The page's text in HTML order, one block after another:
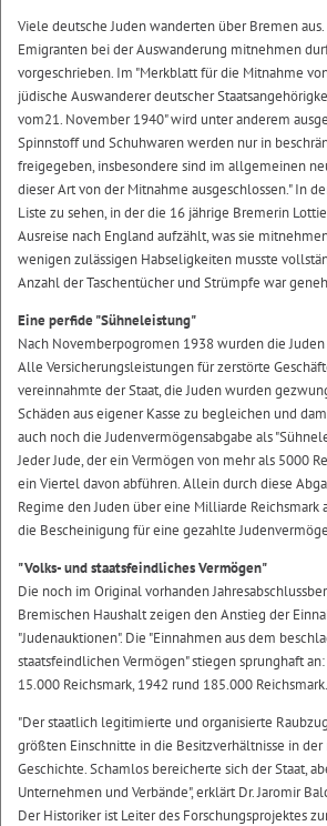
Viele deutsche Juden wanderten über Bremen
Emigranten bei der Auswanderung mitnehmen
vorgeschrieben. Im "Merkblatt für die Mitnahme
jüdische Auswanderer deutscher
vom21. November 1940" wird unter anderem
Spinnstoff und Schuhwaren werden nur in
freigegeben, insbesondere sind im allgemeinen
dieser Art von der Mitnahme ausgeschlossen." In
Liste zu sehen, in der die 16 jährige Bremerin
Ausreise nach England aufzählt, was sie
wenigen zulässigen Habseligkeiten musste
Anzahl der Taschentücher und Strümpfe war
Eine perfide "Sühneleistung"
Nach Novemberpogromen 1938 wurden die
Alle Versicherungsleistungen für zerstörte
vereinnahmte der Staat, die Juden wurden
Schäden aus eigener Kasse zu begleichen und
auch noch die Judenvermögensabgabe als
Jeder Jude, der ein Vermögen von mehr als 5000
ein Viertel davon abführen. Allein durch diese
Regime den Juden über eine Milliarde Reichsmark
die Bescheinigung für eine gezahlte
"Volks- und staatsfeindliches Vermögen"
Die noch im Original vorhanden
Bremischen Haushalt zeigen den Anstieg der
"Judenauktionen". Die "Einnahmen aus dem
staatsfeindlichen Vermögen" stiegen sprunghaft
15.000 Reichsmark, 1942 rund 185.000 Reichsmark.
"Der staatlich legitimierte und organisierte
größten Einschnitte in die Besitzverhältnisse in
Geschichte. Schamlos bereicherte sich der Staat,
Unternehmen und Verbände", erklärt Dr. Jaromir
Der Historiker ist Leiter des Forschungsprojektes